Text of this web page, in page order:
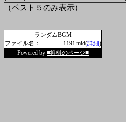
（ベスト５のみ表示）
ランダムBGM
ファイル名：
1191.mid(詳細)
Powered by ■将棋のページ■